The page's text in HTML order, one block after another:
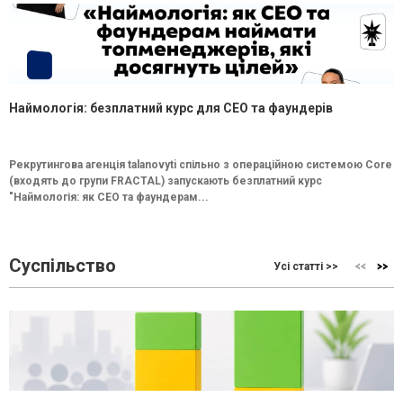
Наймологія: безплатний курс для CEO та фаундерів
Рекрутингова агенція talanovyti спільно з операційною системою Core
(входять до групи FRACTAL) запускають безплатний курс
"Наймологія: як СEO та фаундерам...
Суспільство Усі статті >>